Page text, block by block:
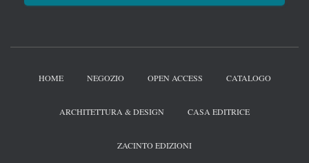
HOME NEGOZIO OPEN ACCESS CATALOGO
ARCHITETTURA & DESIGN CASA EDITRICE
ZACINTO EDIZIONI